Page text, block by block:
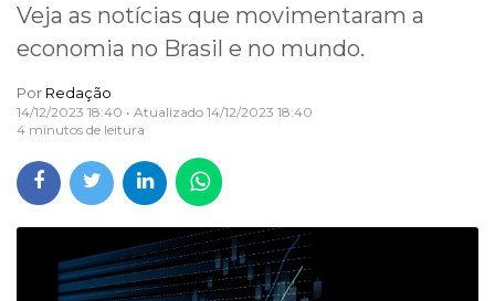
Veja as notícias que movimentaram a
economia no Brasil e no mundo.
Por Redação
14/12/2023 18:40 • Atualizado 14/12/2023 18:40
4 minutos de leitura